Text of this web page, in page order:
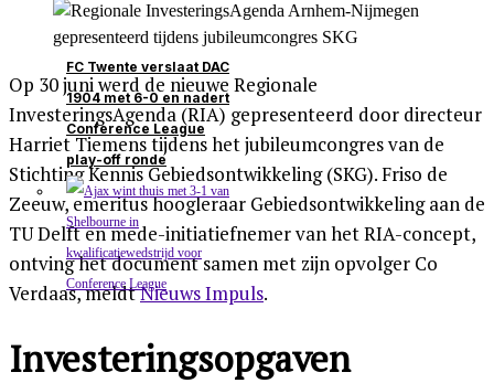
FC Twente verslaat DAC
1904 met 6-0 en nadert
Conference League
play-off ronde
Op 30 juni werd de nieuwe Regionale
InvesteringsAgenda (RIA) gepresenteerd door directeur
Harriet Tiemens tijdens het jubileumcongres van de
Stichting Kennis Gebiedsontwikkeling (SKG). Friso de
Zeeuw, emeritus hoogleraar Gebiedsontwikkeling aan de
TU Delft en mede-initiatiefnemer van het RIA-concept,
ontving het document samen met zijn opvolger Co
Verdaas, meldtNieuws Impuls.
Investeringsopgaven